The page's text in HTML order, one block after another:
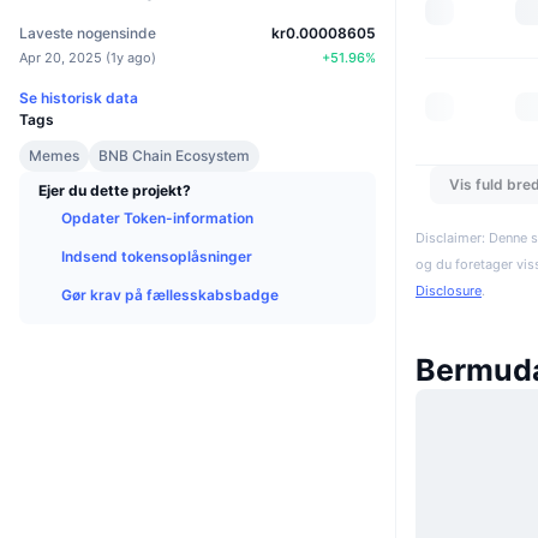
Laveste nogensinde
Apr 20, 2025 (1y ago)
kr0.00008605
+51.96%
Se historisk data
Tags
Memes
BNB Chain Ecosystem
Ejer du dette projekt?
Opdater Token-information
Indsend tokensoplåsninger
Gør krav på fællesskabsbadge
Vis fuld
Disclaimer: Denne
og du foretager
Disclosure.